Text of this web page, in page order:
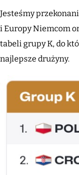
Jesteśmy
i Europy Niemcom
tabeli grupy K, do
najlepsze drużyny.